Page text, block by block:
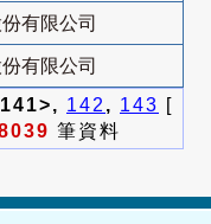
有限公司
有限公司
142 , 143 [
筆資料